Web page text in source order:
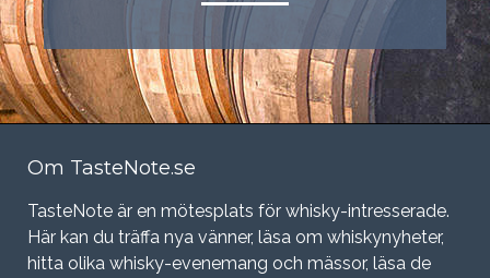
Om TasteNote.se
TasteNote är en mötesplats för whisky-intresserade.
Här kan du träffa nya vänner, läsa om whiskynyheter,
hitta olika whisky-evenemang och mässor, läsa de